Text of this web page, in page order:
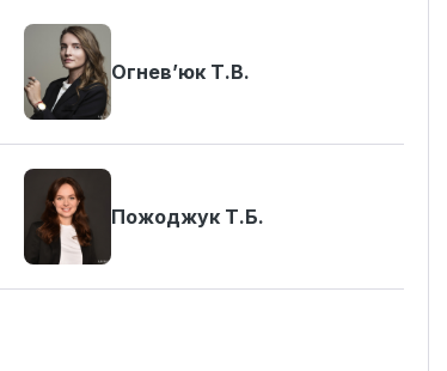
Огнев’юк Т.В.
Пожоджук Т.Б.